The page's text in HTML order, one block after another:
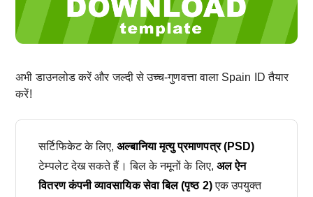
अभी डाउनलोड करें और जल्दी से उच्च-गुणवत्ता वाला Spain ID तैयार
करें!
सर्टिफिकेट के लिए,अल्बानिया मृत्यु प्रमाणपत्र (PSD)
टेम्पलेट देख सकते हैं। बिल के नमूनों के लिए, अल ऐन
वितरण कंपनी व्यावसायिक सेवा बिल (पृष्ठ 2)एक उपयुक्त